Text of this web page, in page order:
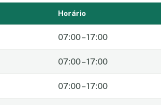
Horário
07:00 – 17:00
07:00 – 17:00
07:00 – 17:00